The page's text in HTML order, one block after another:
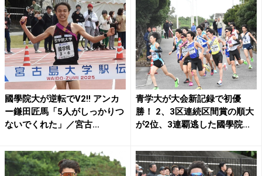
國學院大が逆転でV2!! アンカ
ー鎌田匠馬「5人がしっかりつ
ないでくれた」／宮古...
青学大が大会新記録で初優
勝！ 2、3区連続区間賞の順大
が2位、3連覇逃した國學院...